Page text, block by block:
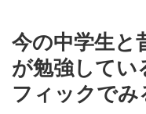
今の中学生と
が勉強してい
フィックでみ